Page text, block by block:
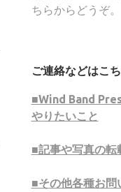
ちらからどうぞ。
ご連絡などはこ
■Wind Band
やりたいこと
■記事や写真の転
■その他各種お問